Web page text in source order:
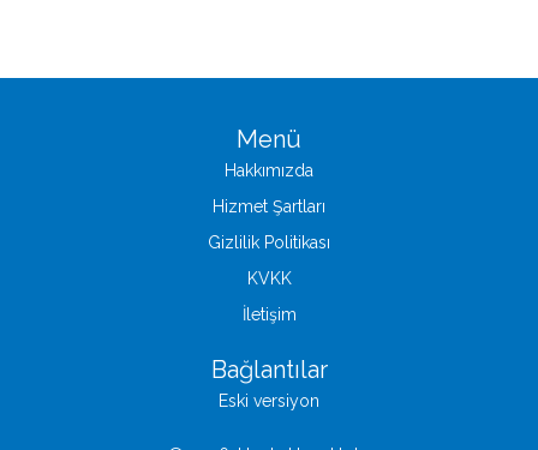
Menü
Hakkımızda
Hizmet Şartları
Gizlilik Politikası
KVKK
İletişim
Bağlantılar
Eski versiyon